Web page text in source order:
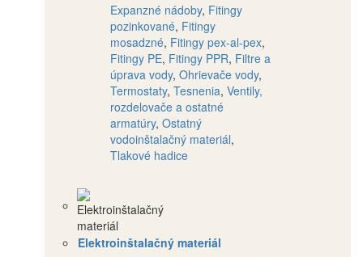
Expanzné nádoby, Fitingy
pozinkované, Fitingy
mosadzné, Fitingy pex-al-pex,
Fitingy PE, Fitingy PPR, Filtre a
úprava vody, Ohrievače vody,
Termostaty, Tesnenia, Ventily,
rozdelovače a ostatné
armatúry, Ostatný
vodoinštalačný materiál,
Tlakové hadice
Elektroinštalačný materiál